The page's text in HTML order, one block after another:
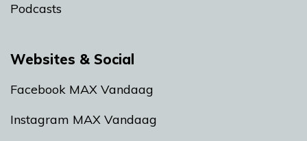
Podcasts
Websites & Social
Facebook MAX Vandaag
Instagram MAX Vandaag